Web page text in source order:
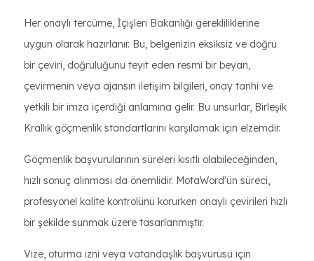
Her onaylı tercüme, İçişleri Bakanlığı gerekliliklerine
uygun olarak hazırlanır. Bu, belgenizin eksiksiz ve doğru
bir çeviri, doğruluğunu teyit eden resmi bir beyan,
çevirmenin veya ajansın iletişim bilgileri, onay tarihi ve
yetkili bir imza içerdiği anlamına gelir. Bu unsurlar, Birleşik
Krallık göçmenlik standartlarını karşılamak için elzemdir.
Göçmenlik başvurularının süreleri kısıtlı olabileceğinden,
hızlı sonuç alınması da önemlidir. MotaWord'ün süreci,
profesyonel kalite kontrolünü korurken onaylı çevirileri hızlı
bir şekilde sunmak üzere tasarlanmıştır.
Vize, oturma izni veya vatandaşlık başvurusu için